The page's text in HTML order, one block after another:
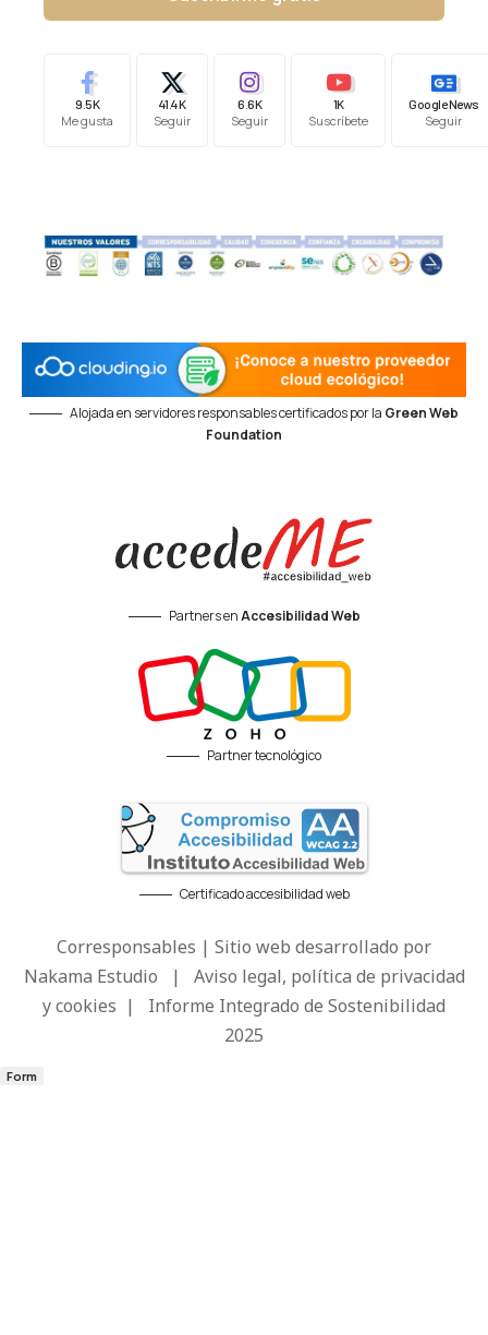
9.5K
Me gusta
41.4K
Seguir
6.6K
Seguir
1K
Suscríbete
Google News
Seguir
Alojada en servidores responsables certificados por la Green Web
Foundation
Partners enAccesibilidad Web
Partner tecnológico
Certificado accesibilidad web
Corresponsables | Sitio web desarrollado por
Nakama Estudio | Aviso legal, política de privacidad
y cookies | Informe Integrado de Sostenibilidad
2025
Form